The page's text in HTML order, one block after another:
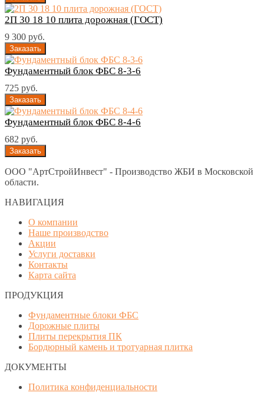
2П 30 18 10 плита дорожная (ГОСТ)
9 300 руб.
Фундаментный блок ФБС 8-3-6
725 руб.
Фундаментный блок ФБС 8-4-6
682 руб.
ООО "АртСтройИнвест" - Производство ЖБИ в Московской
области.
НАВИГАЦИЯ
О компании
Наше производство
Акции
Услуги доставки
Контакты
Карта сайта
ПРОДУКЦИЯ
Фундаментные блоки ФБС
Дорожные плиты
Плиты перекрытия ПК
Бордюрный камень и тротуарная плитка
ДОКУМЕНТЫ
Политика конфиденциальности